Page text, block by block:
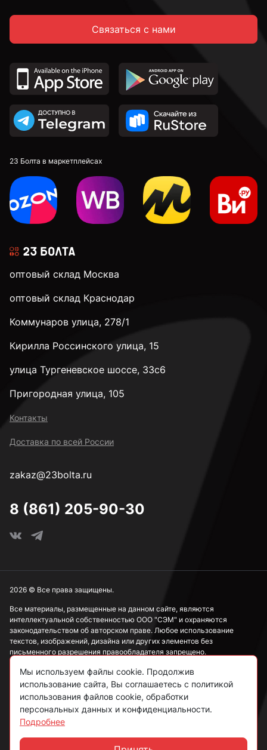
Связаться с нами
23 Болта в маркетплейсах
оптовый склад Москва
оптовый склад Краснодар
Коммунаров улица, 278/1
Кирилла Россинского улица, 15
улица Тургеневское шоссе, 33с6
Пригородная улица, 105
Контакты
Доставка по всей России
zakaz@23bolta.ru
8 (861) 205-90-30
Все материалы, размещенные на данном сайте, являются
интеллектуальной собственностью ООО "СЭМ" и охраняются
законодательством об авторском праве. Любое использование
текстов, изображений, дизайна или других элементов без
письменного разрешения правообладателя запрещено.
Информация, представленная на сайте, носит исключительно
ознакомительный характер и не может рассматриваться как
публичная оферта в соответствии со ст. 437 ГК РФ.
Политика конфиденциальности
Согласие на обработку данных
2026 © Все права защищены.
Мы используем файлы cookie. Продолжив
использование сайта, Вы соглашаетесь с политикой
использования файлов cookie, обработки
персональных данных и конфиденциальности.
Подробнее